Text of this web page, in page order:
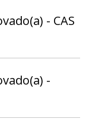
- CAS
-